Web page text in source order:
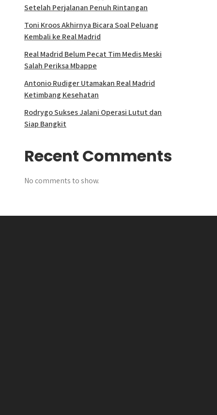
Setelah Perjalanan Penuh Rintangan
Toni Kroos Akhirnya Bicara Soal Peluang
Kembali ke Real Madrid
Real Madrid Belum Pecat Tim Medis Meski
Salah Periksa Mbappe
Antonio Rudiger Utamakan Real Madrid
Ketimbang Kesehatan
Rodrygo Sukses Jalani Operasi Lutut dan
Siap Bangkit
Recent Comments
No comments to show.